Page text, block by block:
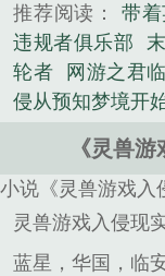
推荐阅读： 带
违规者俱乐部
轮者
网游之君
侵从预知梦境开
《灵兽
小说《灵兽游戏入
灵兽游戏入侵现
蓝星，华国，临